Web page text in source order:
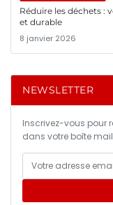
Réduire les déchets :
et durable
8 janvier 2026
NEWSLETTER
Inscrivez-vous pour
dans votre boîte